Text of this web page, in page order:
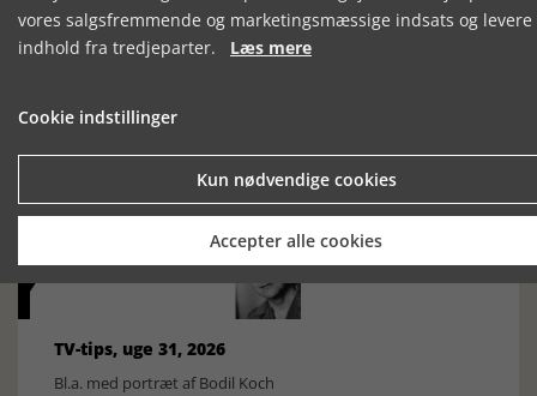
TV-tips, uge 32, 2026
Bl.a. udsendelse om Nelson Mandela
TV-tips, uge 31, 2026
Bl.a. med portræt af Bodil Koch
vores salgsfremmende og marketingsmæssige indsats og levere
indhold fra tredjeparter. Læs mere
Cookie indstillinger
Kun nødvendige cookies
Accepter alle cookies